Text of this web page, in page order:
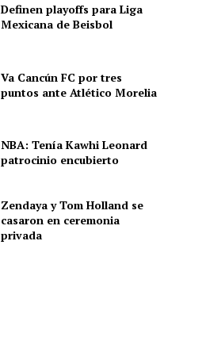
Definen playoffs para Liga
Mexicana de Beisbol
Va Cancún FC por tres
puntos ante Atlético Morelia
NBA: Tenía Kawhi Leonard
patrocinio encubierto
Zendaya y Tom Holland se
casaron en ceremonia
privada